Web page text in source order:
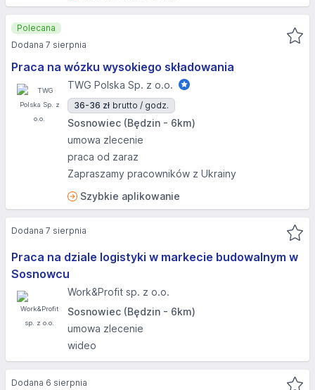
Praca na wózku wysokiego składowania
TWG Polska Sp. z o.o.
36-36 zł brutto / godz.
Sosnowiec (Będzin - 6km)
umowa zlecenie
praca od zaraz
Zapraszamy pracowników z Ukrainy
Szybkie aplikowanie
Polecana
Dodana 7 sierpnia
Praca na dziale logistyki w markecie budowalnym w
Sosnowcu
Work&Profit sp. z o.o.
Sosnowiec (Będzin - 6km)
umowa zlecenie
wideo
Dodana 7 sierpnia
Dodana 6 sierpnia